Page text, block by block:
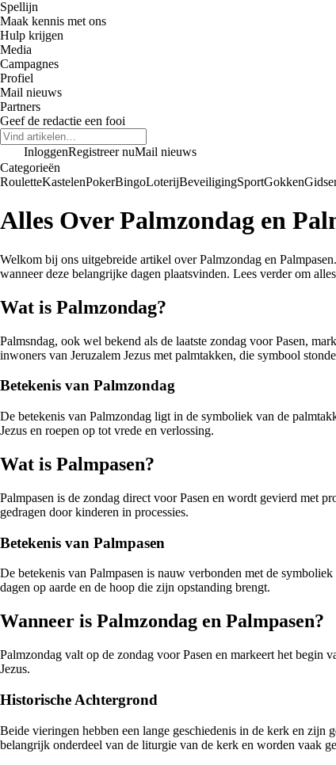
Spellijn
Maak kennis met ons
Hulp krijgen
Media
Campagnes
Profiel
Mail nieuws
Partners
Geef de redactie een fooi
InloggenRegistreer nuMail nieuws
Categorieën
RouletteKastelenPokerBingoLoterijBeveiligingSportGokken
Alles Over Palmzondag en
Welkom bij ons uitgebreide artikel over Palmzondag en
wanneer deze belangrijke dagen plaatsvinden. Lees verder om
Wat is Palmzondag?
Palmsndag, ook wel bekend als de laatste zondag voor Pasen,
inwoners van Jeruzalem Jezus met palmtakken, die symbool
Betekenis van Palmzondag
De betekenis van Palmzondag ligt in de symboliek van de
Jezus en roepen op tot vrede en verlossing.
Wat is Palmpasen?
Palmpasen is de zondag direct voor Pasen en wordt gevierd met
gedragen door kinderen in processies.
Betekenis van Palmpasen
De betekenis van Palmpasen is nauw verbonden met de
dagen op aarde en de hoop die zijn opstanding brengt.
Wanneer is Palmzondag en Palmpasen?
Palmzondag valt op de zondag voor Pasen en markeert het
Jezus.
Historische Achtergrond
Beide vieringen hebben een lange geschiedenis in de kerk en zijn
belangrijk onderdeel van de liturgie van de kerk en worden vaak